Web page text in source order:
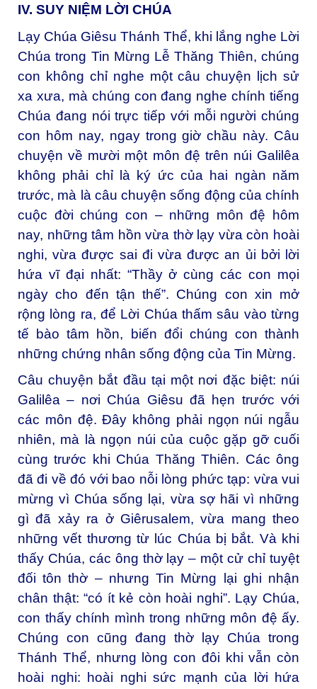
IV. SUY NIỆM LỜI CHÚA
Lạy Chúa Giêsu Thánh Thể, khi lắng nghe Lời
Chúa trong Tin Mừng Lễ Thăng Thiên, chúng
con không chỉ nghe một câu chuyện lịch sử
xa xưa, mà chúng con đang nghe chính tiếng
Chúa đang nói trực tiếp với mỗi người chúng
con hôm nay, ngay trong giờ chầu này. Câu
chuyện về mười một môn đệ trên núi Galilêa
không phải chỉ là ký ức của hai ngàn năm
trước, mà là câu chuyện sống động của chính
cuộc đời chúng con – những môn đệ hôm
nay, những tâm hồn vừa thờ lạy vừa còn hoài
nghi, vừa được sai đi vừa được an ủi bởi lời
hứa vĩ đại nhất: “Thầy ở cùng các con mọi
ngày cho đến tận thế”. Chúng con xin mở
rộng lòng ra, để Lời Chúa thấm sâu vào từng
tế bào tâm hồn, biến đổi chúng con thành
những chứng nhân sống động của Tin Mừng.
Câu chuyện bắt đầu tại một nơi đặc biệt: núi
Galilêa – nơi Chúa Giêsu đã hẹn trước với
các môn đệ. Đây không phải ngọn núi ngẫu
nhiên, mà là ngọn núi của cuộc gặp gỡ cuối
cùng trước khi Chúa Thăng Thiên. Các ông
đã đi về đó với bao nỗi lòng phức tạp: vừa vui
mừng vì Chúa sống lại, vừa sợ hãi vì những
gì đã xảy ra ở Giêrusalem, vừa mang theo
những vết thương từ lúc Chúa bị bắt. Và khi
thấy Chúa, các ông thờ lạy – một cử chỉ tuyệt
đối tôn thờ – nhưng Tin Mừng lại ghi nhận
chân thật: “có ít kẻ còn hoài nghi”. Lạy Chúa,
con thấy chính mình trong những môn đệ ấy.
Chúng con cũng đang thờ lạy Chúa trong
Thánh Thể, nhưng lòng con đôi khi vẫn còn
hoài nghi: hoài nghi sức mạnh của lời hứa